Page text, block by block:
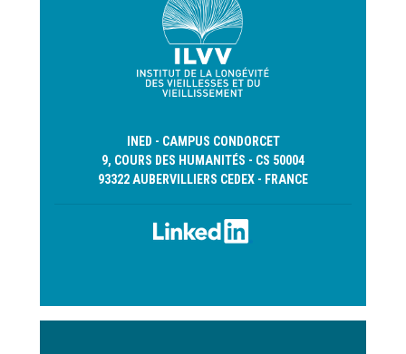
INED - CAMPUS CONDORCET
9, COURS DES HUMANITÉS - CS 50004
93322 AUBERVILLIERS CEDEX - FRANCE